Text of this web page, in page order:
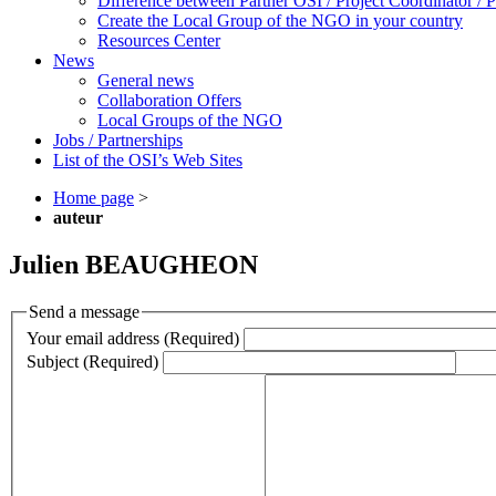
Create the Local Group of the NGO in your country
Resources Center
News
General news
Collaboration Offers
Local Groups of the NGO
Jobs / Partnerships
List of the OSI’s Web Sites
Home page >
auteur
Julien BEAUGHEON
Send a message
Your email address (Required)
Subject (Required)